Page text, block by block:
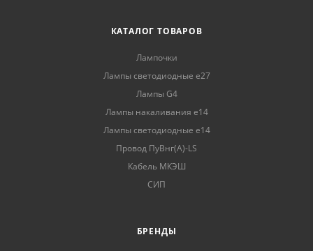
КАТАЛОГ ТОВАРОВ
Лампочки
Лампы светодиодные е27
Лампы G4
Лампы накаливания е14
Лампы светодиодные е14
Провод ПуВнг(А)-LS
Кабель МКЭШ
СИП
БРЕНДЫ